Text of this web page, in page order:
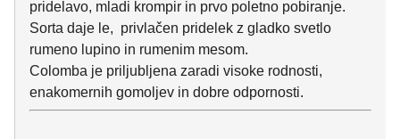
pridelavo, mladi krompir in prvo poletno pobiranje.
Sorta daje le, privlačen pridelek z gladko svetlo
rumeno lupino in rumenim mesom.
Colomba je priljubljena zaradi visoke rodnosti,
enakomernih gomoljev in dobre odpornosti.